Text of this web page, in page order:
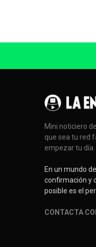
Mini noticiero
que sea tu red
empezar tu día.
En un mundo
confirmación y
posible es el
CONTACTA